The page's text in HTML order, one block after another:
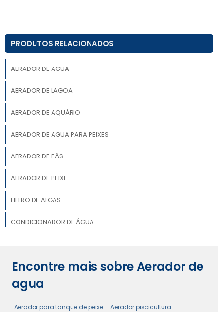
PRODUTOS RELACIONADOS
AERADOR DE AGUA
AERADOR DE LAGOA
AERADOR DE AQUÁRIO
AERADOR DE AGUA PARA PEIXES
AERADOR DE PÁS
AERADOR DE PEIXE
FILTRO DE ALGAS
CONDICIONADOR DE ÁGUA
TERMOMETRO DE AQUÁRIO
Encontre mais sobre Aerador de
agua
Aerador para tanque de peixe - Aerador piscicultura -